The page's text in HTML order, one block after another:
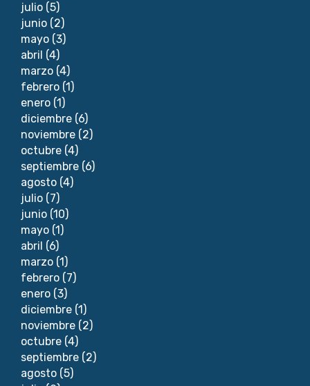
julio (5)
junio (2)
mayo (3)
abril (4)
marzo (4)
febrero (1)
enero (1)
diciembre (6)
noviembre (2)
octubre (4)
septiembre (6)
agosto (4)
julio (7)
junio (10)
mayo (1)
abril (6)
marzo (1)
febrero (7)
enero (3)
diciembre (1)
noviembre (2)
octubre (4)
septiembre (2)
agosto (5)